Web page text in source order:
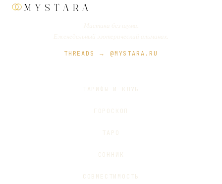
MYSTARA
THREADS → @MYSTARA.RU
ТАРИФЫ И КЛУБ
ГОРОСКОП
ТАРО
СОННИК
СОВМЕСТИМОСТЬ